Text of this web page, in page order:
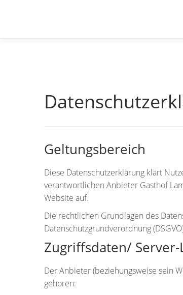
Geltungsbereich
Diese Datenschutzerklärung klärt
verantwortlichen Anbieter Gasthof
Website auf.
Die rechtlichen Grundlagen des
Datenschutzgrundverordnung
Zugriffsdaten/
Der Anbieter (beziehungsweise sein
gehören: